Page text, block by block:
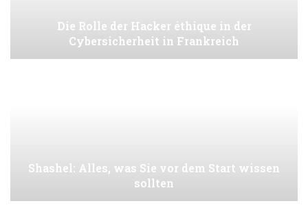
Die Rolle der Hacker éthique in der
Cybersicherheit in Frankreich
Shashel: Alles, was Sie vor dem Start wissen
sollten